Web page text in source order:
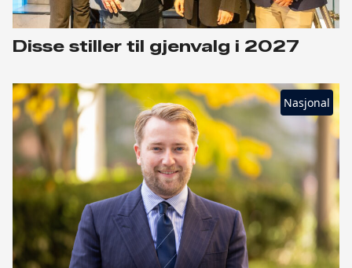
Disse stiller til gjenvalg i 2027
Nasjonal